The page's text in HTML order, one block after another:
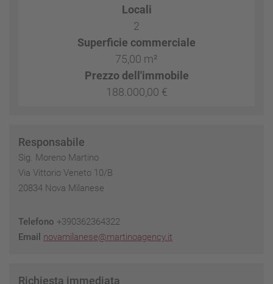
Locali
2
Superficie commerciale
75,00 m²
Prezzo dell'immobile
188.000,00 €
Responsabile
Sig. Moreno Martino
Via Vittorio Veneto 10/B
20834 Nova Milanese
Telefono +390362364322
Email novamilanese@martinoagency.it
Richiesta immediata